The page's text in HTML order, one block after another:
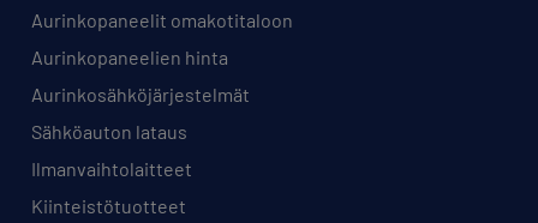
Aurinkopaneelit omakotitaloon
Aurinkopaneelien hinta
Aurinkosähköjärjestelmät
Sähköauton lataus
Ilmanvaihtolaitteet
Kiinteistötuotteet